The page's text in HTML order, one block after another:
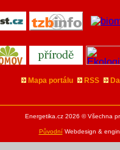
Mapa portálu RSS
Energetika.cz 2026 © Všechna
PůvodníWebdesign &